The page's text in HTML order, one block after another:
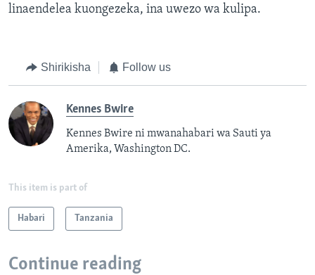
linaendelea kuongezeka, ina uwezo wa kulipa.
Shirikisha Follow us
Kennes Bwire
Kennes Bwire ni mwanahabari wa Sauti ya
Amerika, Washington DC.
This item is part of
Habari Tanzania
Continue reading